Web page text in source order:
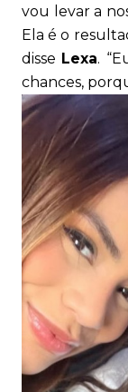
vou levar a
Ela é o
disse Lexa.
chances,